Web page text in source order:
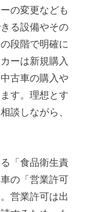
の変更なども
る設備やその
段階で明確に
ーは新規購入
古車の購入や
す。理想とす
談しながら、
「食品衛生責
の「営業許可
営業許可は出